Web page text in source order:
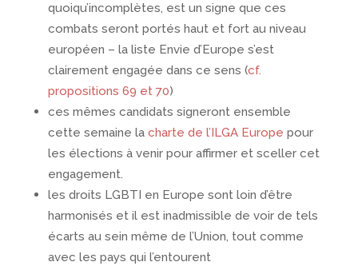
quoiqu’incomplètes, est un signe que ces
combats seront portés haut et fort au niveau
européen – la liste Envie d’Europe s’est
clairement engagée dans ce sens (cf.
propositions 69 et 70)
ces mêmes candidats signeront ensemble
cette semaine la charte de l’ILGA Europe pour
les élections à venir pour affirmer et sceller cet
engagement.
les droits LGBTI en Europe sont loin d’être
harmonisés et il est inadmissible de voir de tels
écarts au sein même de l’Union, tout comme
avec les pays qui l’entourent